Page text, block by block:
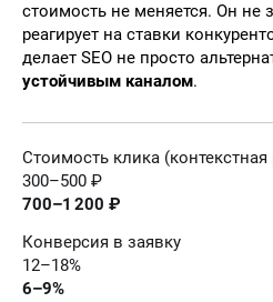
стоимость не меняется. Он не
реагирует на ставки
делает SEO не просто
устойчивым каналом.
Стоимость клика
300–500 ₽
700–1 200 ₽
Конверсия в заявку
12–18%
6–9%